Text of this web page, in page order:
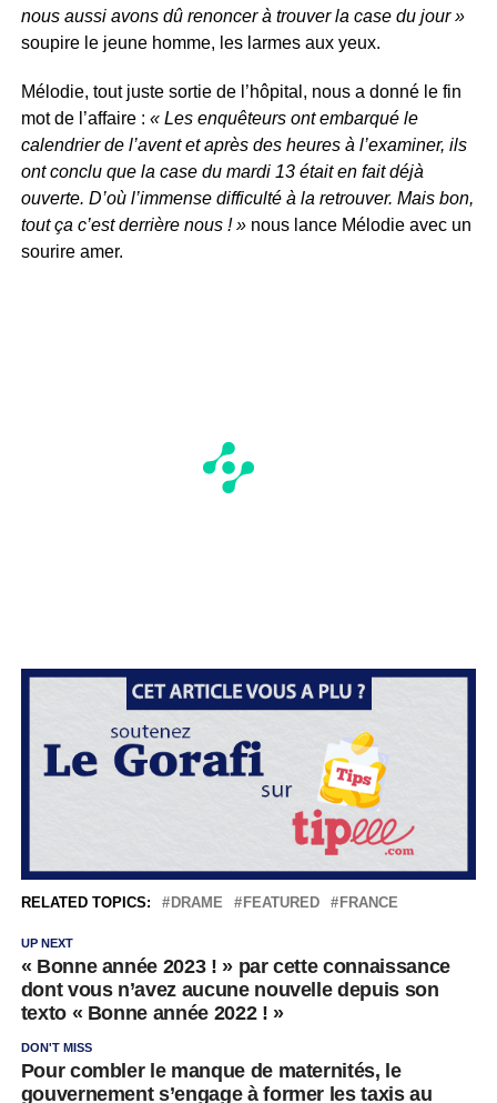
nous aussi avons dû renoncer à trouver la case du jour »
soupire le jeune homme, les larmes aux yeux.
Mélodie, tout juste sortie de l’hôpital, nous a donné le fin
mot de l’affaire : « Les enquêteurs ont embarqué le
calendrier de l’avent et après des heures à l’examiner, ils
ont conclu que la case du mardi 13 était en fait déjà
ouverte. D’où l’immense difficulté à la retrouver. Mais bon,
tout ça c’est derrière nous ! »nous lance Mélodie avec un
sourire amer.
RELATED TOPICS: DRAME FEATURED FRANCE
UP NEXT
« Bonne année 2023 ! » par cette connaissance
dont vous n’avez aucune nouvelle depuis son
texto « Bonne année 2022 ! »
DON'T MISS
Pour combler le manque de maternités, le
gouvernement s’engage à former les taxis au